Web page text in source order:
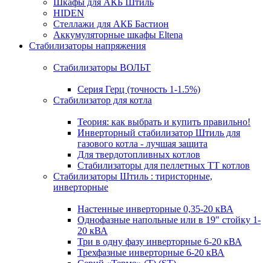
Шкафы для АКБ Штиль
HIDEN
Стеллажи для АКБ Бастион
Аккумуляторные шкафы Eltena
Стабилизаторы напряжения
Стабилизаторы ВОЛЬТ
Серия Герц (точность 1-1.5%)
Стабилизатор для котла
Теория: как выбрать и купить правильно!
Инверторный стабилизатор Штиль для
газового котла - лучшая защита
Для твердотопливных котлов
Стабилизаторы для пеллетных ТТ котлов
Стабилизаторы Штиль : тиристорные,
инверторные
Настенные инверторные 0,35-20 кВА
Однофазные напольные или в 19" стойку 1-
20 кВА
Три в одну фазу инверторные 6-20 кВА
Трехфазные инверторные 6-20 кВА